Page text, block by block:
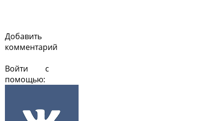
Добавить
комментарий
Войти с
помощью: